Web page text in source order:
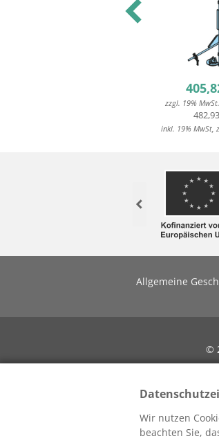
Previous
zzgl. 19%
inkl. 19% MwSt,
Previous
Allgemeine
©
Wir nutzen
beachten Sie,